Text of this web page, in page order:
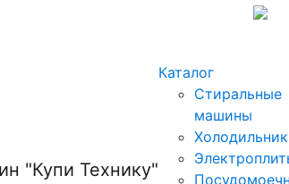
Каталог
Стиральные
машины